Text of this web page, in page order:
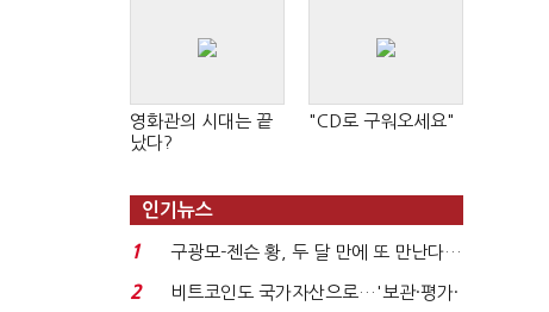
영화관의 시대는 끝
났다?
"CD로 구워오세요"
인기뉴스
1
구광모-젠슨 황, 두 달 만에 또 만난다…
로봇·AI 등 논...
2
비트코인도 국가자산으로…'보관·평가·